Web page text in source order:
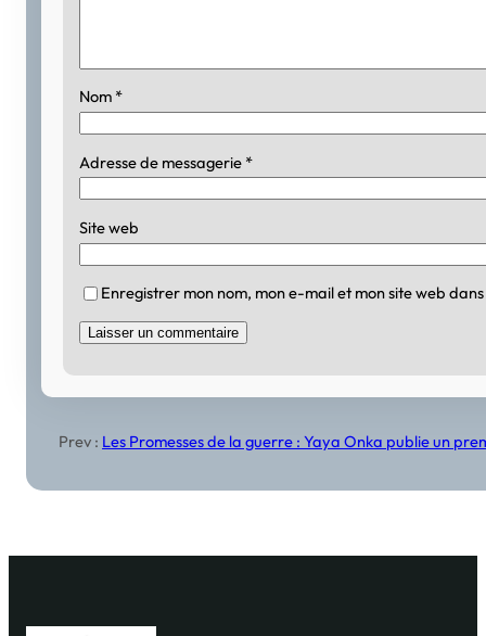
Nom *
Adresse de messagerie *
Site web
Enregistrer mon nom, mon e-mail et mon site web
Prev : Les Promesses de la guerre : Yaya Onka publie un